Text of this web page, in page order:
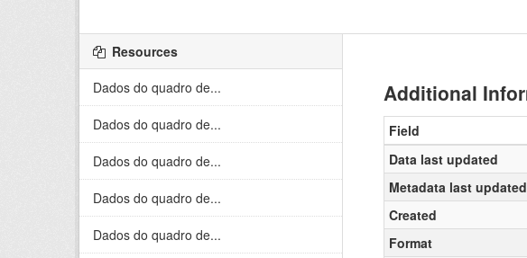
Resources
Dados do quadro de...
Dados do quadro de...
Dados do quadro de...
Dados do quadro de...
Dados do quadro de...
Additional
Field
Data last updated
Metadata last updated
Created
Format